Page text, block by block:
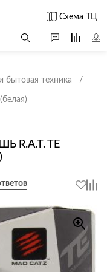
Схема ТЦ
Свет
Люстры
светильники
Светильники
Светодиодные
ленты
бытовая техника
R.A.T. TE